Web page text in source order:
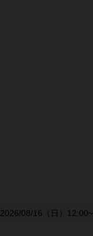
2026/08/16（日）12:00~